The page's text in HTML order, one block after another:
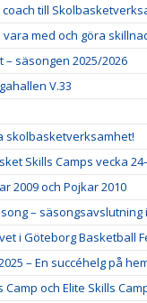
till
med och göra
säsongen 2025/2026
V.33
skolbasketverksamhet!
Skills Camps vecka
2009 och Pojkar 2010
– säsongsavslutning
i Göteborg Basketball
– En succéhelg på
och Elite Skills